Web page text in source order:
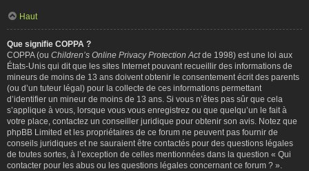
Haut
Que signifie COPPA ?
COPPA (ou Children’s Online Privacy Protection Actde 1998) est une loi aux
États-Unis qui dit que les sites Internet pouvant recueillir des informations de
mineurs de moins de 13 ans doivent obtenir le consentement écrit des parents
(ou d’un tuteur légal) pour la collecte de ces informations permettant
d’identifier un mineur de moins de 13 ans. Si vous n’êtes pas sûr que cela
s’applique à vous, lorsque vous vous enregistrez ou que quelqu’un le fait à
votre place, contactez un conseiller juridique pour obtenir son avis. Notez que
phpBB Limited et les propriétaires de ce forum ne peuvent pas fournir de
conseils juridiques et ne sauraient être contactés pour des questions légales
de toutes sortes, à l’exception de celles mentionnées dans la question « Qui
contacter pour les abus ou les questions légales concernant ce forum ? ».